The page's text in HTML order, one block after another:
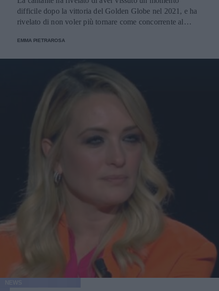
difficile dopo la vittoria del Golden Globe nel 2021, e ha
rivelato di non voler più tornare come concorrente al
EMMA PIETRAROSA